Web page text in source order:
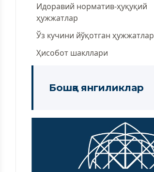
Идоравий норматив-ҳуқуқий
ҳужжатлар
Ўз кучини йўқотган ҳужжатлар
Ҳисобот шакллари
Бошқа янгиликлар